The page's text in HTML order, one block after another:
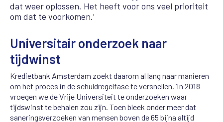
dat weer oplossen. Het heeft voor ons veel prioriteit
om dat te voorkomen.’
Universitair onderzoek naar
tijdwinst
Kredietbank Amsterdam zoekt daarom al lang naar manieren
om het proces in de schuldregelfase te versnellen. ‘In 2018
vroegen we de Vrije Universiteit te onderzoeken waar
tijdswinst te behalen zou zijn. Toen bleek onder meer dat
saneringsverzoeken van mensen boven de 65 bijna altijd